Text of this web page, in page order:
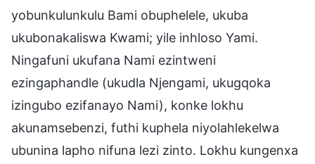
yobunkulunkulu Bami obuphelele, ukuba
ukubonakaliswa Kwami; yile inhloso Yami.
Ningafuni ukufana Nami ezintweni
ezingaphandle (ukudla Njengami, ukugqoka
izingubo ezifanayo Nami), konke lokhu
akunamsebenzi, futhi kuphela niyolahlekelwa
ubunina lapho nifuna lezi zinto. Lokhu kungenxa